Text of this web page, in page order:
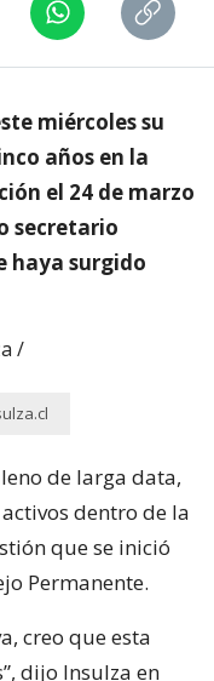
miércoles su
años en la
el 24 de marzo
secretario
haya surgido
de larga data,
dentro de la
que se inició
Permanente.
creo que esta
dijo Insulza en